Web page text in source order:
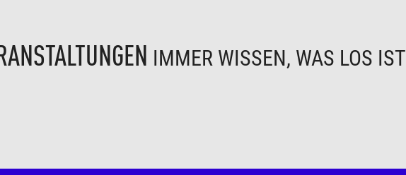
IMMER WISSEN, WAS LOS IST